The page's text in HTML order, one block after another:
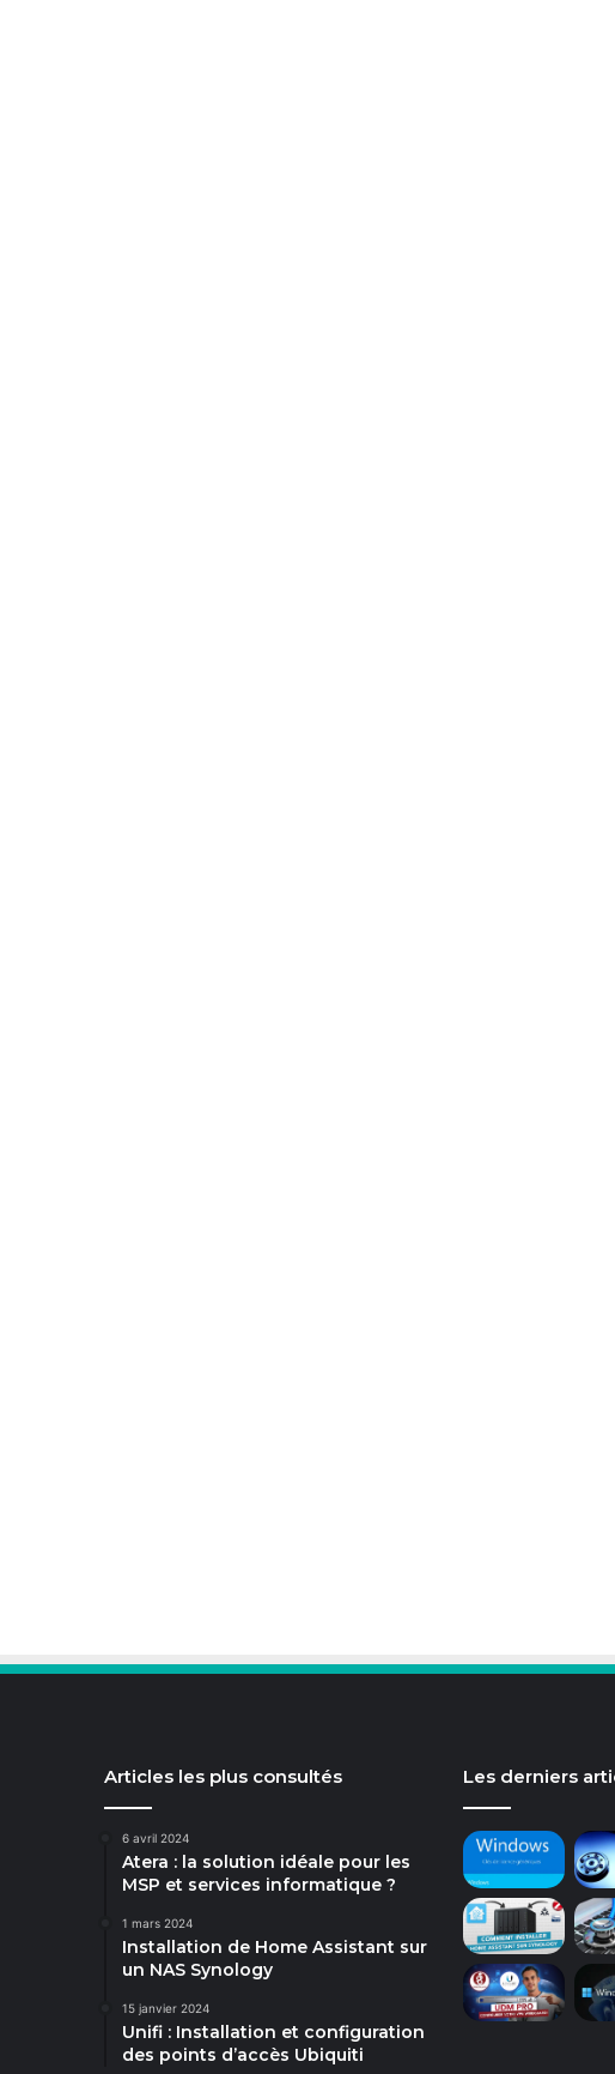
Articles les plus consultés
6 avril 2024
Atera : la solution idéale pour les
MSP et services informatique ?
1 mars 2024
Installation de Home Assistant sur
un NAS Synology
15 janvier 2024
Unifi : Installation et configuration
des points d’accès Ubiquiti
Les derniers